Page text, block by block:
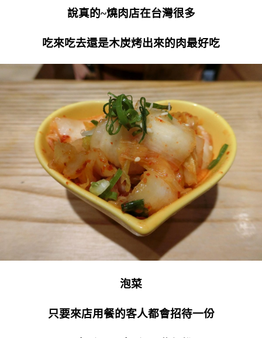
說真的~燒肉店在台灣很多
吃來吃去還是木炭烤出來的肉最好吃
泡菜
只要來店用餐的客人都會招待一份